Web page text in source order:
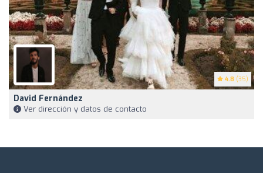
4.8 (35)
David Fernández
Ver dirección y datos de contacto